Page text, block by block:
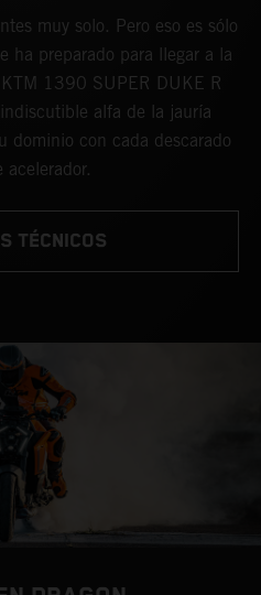
muy solo. Pero eso es sólo
ha preparado para llegar a la
1390 SUPER DUKE R
alfa de la jauría
dominio con cada descarado
acelerador.
TÉCNICOS